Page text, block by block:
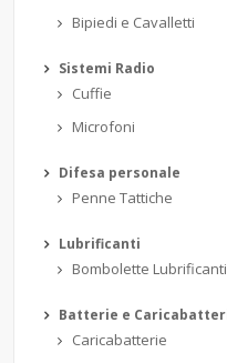
Bipiedi e Cavalletti
Sistemi Radio
Cuffie
Microfoni
Difesa personale
Penne Tattiche
Lubrificanti
Bombolette Lubrificanti
Batterie e
Caricabatterie